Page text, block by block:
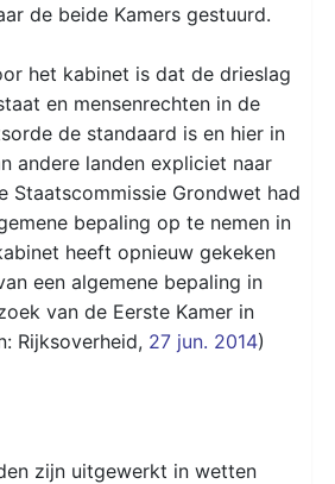
de beide Kamers gestuurd.
het kabinet is dat de drieslag
en mensenrechten in de
de standaard is en hier in
andere landen expliciet naar
Staatscommissie Grondwet had
bepaling op te nemen in
heeft opnieuw gekeken
een algemene bepaling in
van de Eerste Kamer in
Rijksoverheid, 27 jun. 2014)
zijn uitgewerkt in wetten